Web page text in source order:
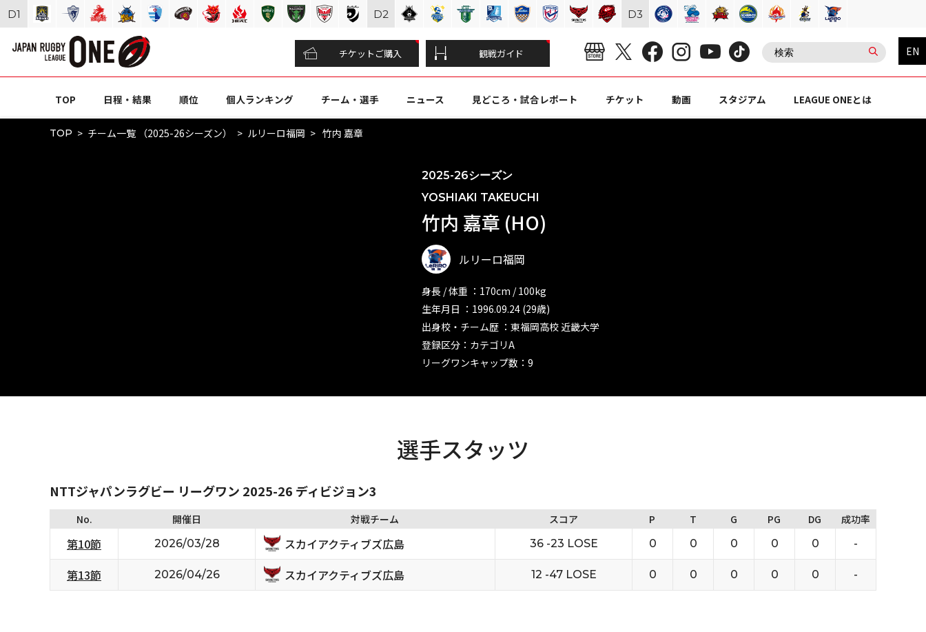
チケットご購入 観戦ガイド EN
TOP 日程・結果 順位 個人ランキング チーム・選手 ニュース 見どころ・試合レポート チケット 動画 スタジアム LEAGUE ONEとは
TOP チーム一覧 （2025-26シーズン） ルリーロ福岡 竹内 嘉章
2025-26シーズン
YOSHIAKI TAKEUCHI
竹内 嘉章 (HO)
ルリーロ福岡
身長 / 体重 ：170cm / 100kg
生年月日 ：1996.09.24 (29歳)
出身校・チーム歴 ：東福岡高校 近畿大学
登録区分：カテゴリA
リーグワンキャップ数：9
選手スタッツ
NTTジャパンラグビー リーグワン 2025-26 ディビジョン3
No. 開催日 対戦チーム スコア P T G PG DG 成功率
第10節 2026/03/28 スカイアクティブズ広島 36 -23 LOSE 0 0 0 0 0 -
第13節 2026/04/26 スカイアクティブズ広島 12 -47 LOSE 0 0 0 0 0 -
D1 D2 D3